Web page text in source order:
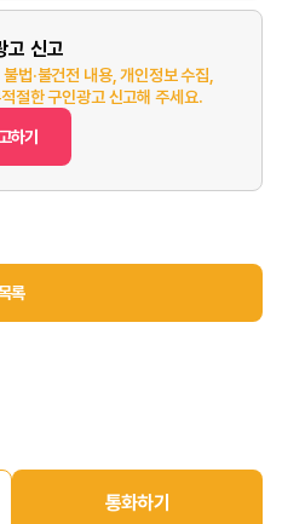
고 신고
법·불건전 내용, 개인정보 수집,
절한 구인광고 신고해 주세요.
하기
록
통화하기